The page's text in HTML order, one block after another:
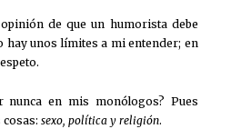
de que un humorista debe
hay unos límites a mi entender; en
nunca en mis monólogos? Pues
sexo, política y religión.